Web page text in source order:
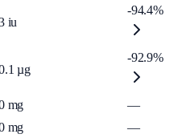
iu
-94.4%
µg
-92.9%
mg
—
mg —